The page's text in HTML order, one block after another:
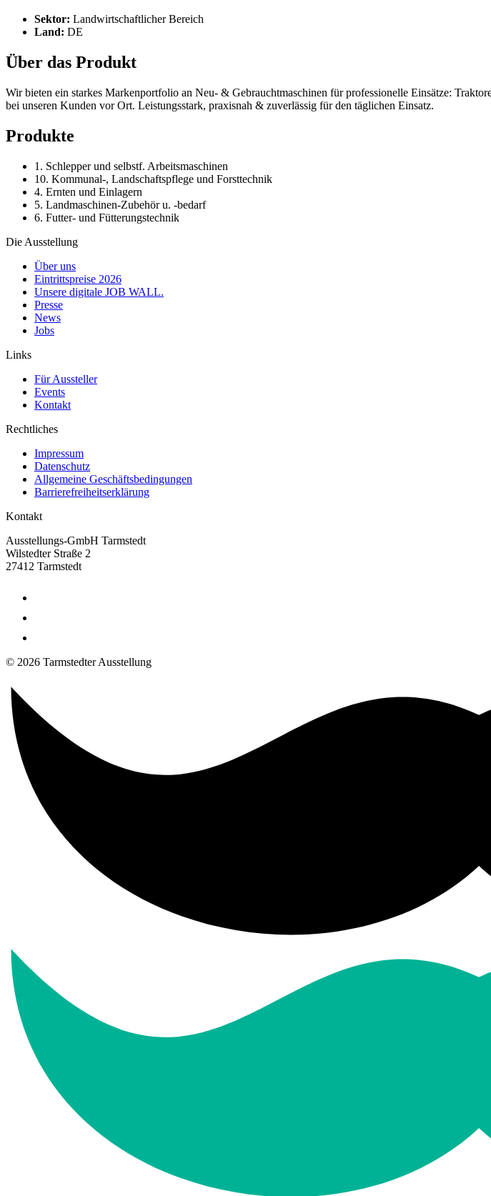
Sektor: Landwirtschaftlicher Bereich
Land: DE
Über das Produkt
Wir bieten ein starkes Markenportfolio an Neu- & Gebrauchtmaschinen für professionelle Einsätze:
bei unseren Kunden vor Ort. Leistungsstark, praxisnah & zuverlässig für den täglichen Einsatz.
Produkte
1. Schlepper und selbstf. Arbeitsmaschinen
10. Kommunal-, Landschaftspflege und Forsttechnik
4. Ernten und Einlagern
5. Landmaschinen-Zubehör u. -bedarf
6. Futter- und Fütterungstechnik
Die Ausstellung
Über uns
Eintrittspreise 2026
Unsere digitale JOB WALL.
Presse
News
Jobs
Links
Für Aussteller
Events
Kontakt
Rechtliches
Impressum
Datenschutz
Allgemeine Geschäftsbedingungen
Barrierefreiheitserklärung
Kontakt
Ausstellungs-GmbH Tarmstedt
Wilstedter Straße 2
27412 Tarmstedt
© 2026 Tarmstedter Ausstellung